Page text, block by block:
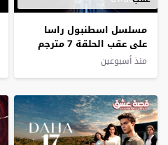
مسلسل اسطنبول راسا
على عقب الحلقة 7 مترجم
منذ أسبوعين